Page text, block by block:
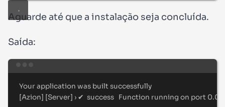
Aguarde até que a instalação seja concluída.
Saída:
Your application was built successfully
[Azion] [Server] › ✔  success   Function running on port